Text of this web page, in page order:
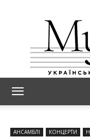
АНСАМБЛІ КОНЦЕРТИ